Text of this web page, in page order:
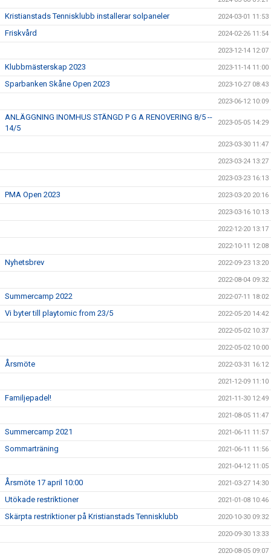
Kristianstads Tennisklubb installerar solpaneler 2024-03-01 11:53
Friskvård 2024-02-26 11:54
2023-12-14 12:07
Klubbmästerskap 2023 2023-11-14 11:00
Sparbanken Skåne Open 2023 2023-10-27 08:43
2023-06-12 10:09
ANLÄGGNING INOMHUS STÄNGD P G A RENOVERING 8/5 --
14/5
2023-05-05 14:29
2023-03-30 11:47
2023-03-24 13:27
2023-03-23 16:13
PMA Open 2023 2023-03-20 20:16
2023-03-16 10:13
2022-12-20 13:17
2022-10-11 12:08
Nyhetsbrev 2022-09-23 13:20
2022-08-04 09:32
Summercamp 2022 2022-07-11 18:02
Vi byter till playtomic from 23/5 2022-05-20 14:42
2022-05-02 10:37
2022-05-02 10:00
Årsmöte 2022-03-31 16:12
2021-12-09 11:10
Familjepadel! 2021-11-30 12:49
2021-08-05 11:47
Summercamp 2021 2021-06-11 11:57
Sommarträning 2021-06-11 11:56
2021-04-12 11:05
Årsmöte 17 april 10:00 2021-03-27 14:30
Utökade restriktioner 2021-01-08 10:46
Skärpta restriktioner på Kristianstads Tennisklubb 2020-10-30 09:32
2020-09-30 13:33
2020-08-05 09:07